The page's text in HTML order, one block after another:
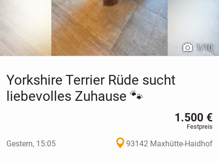
1/10
Yorkshire Terrier Rüde sucht
liebevolles Zuhause 🐾
1.500 €
Festpreis
Gestern, 15:05 93142 Maxhütte-Haidhof